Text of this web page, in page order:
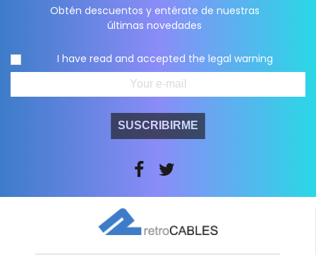
Obtén descuentos y entérate de nuestras
últimas novedades
I have read and accepted the legal warning
SUSCRIBIRME